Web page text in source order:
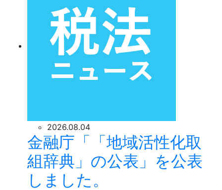
2026.08.04
金融庁「「地域活性化取
組辞典」の公表」を公表
しました。